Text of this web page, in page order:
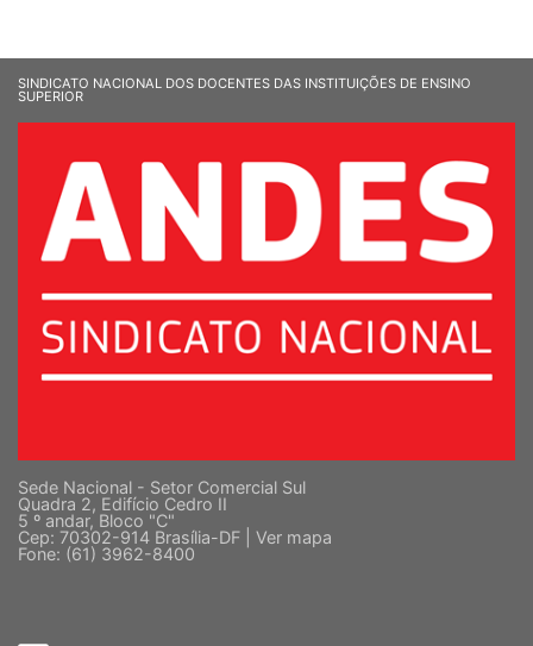
SINDICATO NACIONAL DOS DOCENTES DAS INSTITUIÇÕES DE ENSINO
SUPERIOR
Sede Nacional - Setor Comercial Sul
Quadra 2, Edifício Cedro II
5 º andar, Bloco "C"
Cep: 70302-914 Brasília-DF | Ver mapa
Fone: (61) 3962-8400